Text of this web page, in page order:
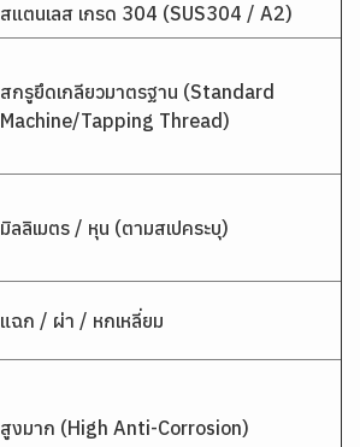
สแตนเลส เกรด 304 (SUS304 / A2)
สกรูยึดเกลียวมาตรฐาน (Standard
Machine/Tapping Thread)
มิลลิเมตร / หุน (ตามสเปคระบุ)
แฉก / ผ่า / หกเหลี่ยม
สูงมาก (High Anti-Corrosion)